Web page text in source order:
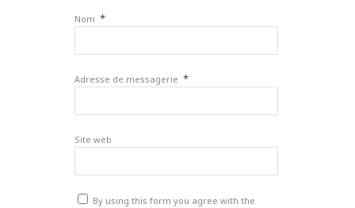
Nom *
Adresse de messagerie *
Site web
By using this form you agree with the